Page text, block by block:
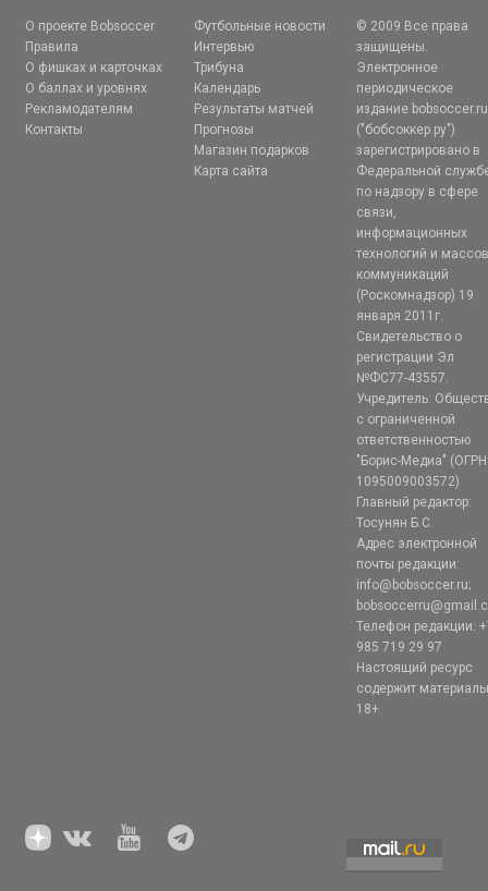
О проекте Bobsoccer
Правила
О фишках и карточках
О баллах и уровнях
Рекламодателям
Контакты
Футбольные новости
Интервью
Трибуна
Календарь
Результаты матчей
Прогнозы
Магазин подарков
Карта сайта
© 2009 Все права
защищены.
Электронное
периодическое
издание bobsoccer.ru
("бобсоккер.ру")
зарегистрировано в
Федеральной
по надзору в сфере
связи,
информационных
технологий и
коммуникаций
(Роскомнадзор) 19
января 2011г.
Свидетельство о
регистрации Эл
№ФС77-43557.
Учредитель:
с ограниченной
ответственностью
"Борис-Медиа" (ОГРН
1095009003572)
Главный редактор:
Тосунян Б.С.
Адрес электронной
почты редакции:
info@bobsoccer.ru;
Телефон редакции:
985 719 29 97
Настоящий ресурс
содержит
18+